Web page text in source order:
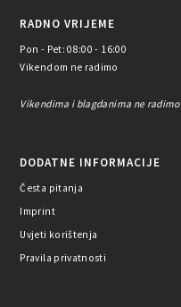
RADNO VRIJEME
Pon - Pet: 08:00 - 16:00
Vikendom ne radimo
Vikendima i blagdanima ne radimo
DODATNE INFORMACIJE
Česta pitanja
Imprint
Uvjeti korištenja
Pravila privatnosti